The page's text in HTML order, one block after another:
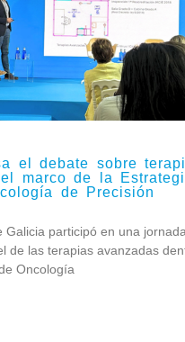
el debate sobre
marco de la
de Precisión
Galicia participó en una
de las terapias avanzadas
Oncología